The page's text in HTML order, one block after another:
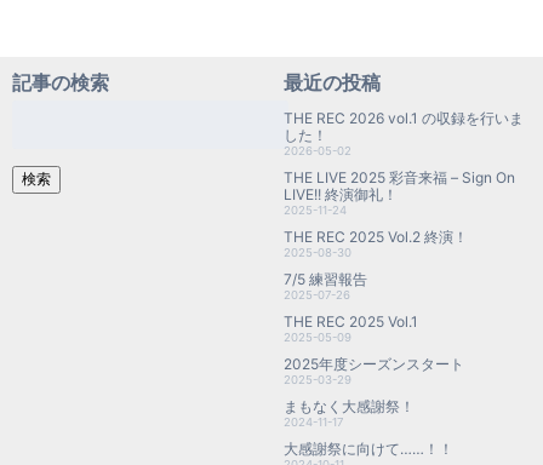
記事の検索
検索
最近の投稿
THE REC 2026 vol.1 の収録を行いま
した！
2026-05-02
THE LIVE 2025 彩音来福 – Sign On
LIVE!! 終演御礼！
2025-11-24
THE REC 2025 Vol.2 終演！
2025-08-30
7/5 練習報告
2025-07-26
THE REC 2025 Vol.1
2025-05-09
2025年度シーズンスタート
2025-03-29
まもなく大感謝祭！
2024-11-17
大感謝祭に向けて……！！